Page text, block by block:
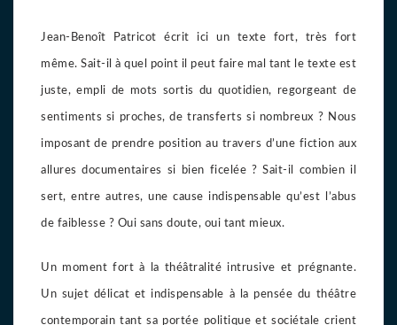
Jean-Benoît Patricot écrit ici un texte fort, très fort
même. Sait-il à quel point il peut faire mal tant le texte est
juste, empli de mots sortis du quotidien, regorgeant de
sentiments si proches, de transferts si nombreux ? Nous
imposant de prendre position au travers d’une fiction aux
allures documentaires si bien ficelée ? Sait-il combien il
sert, entre autres, une cause indispensable qu’est l’abus
de faiblesse ? Oui sans doute, oui tant mieux.
Un moment fort à la théâtralité intrusive et prégnante.
Un sujet délicat et indispensable à la pensée du théâtre
contemporain tant sa portée politique et sociétale crient